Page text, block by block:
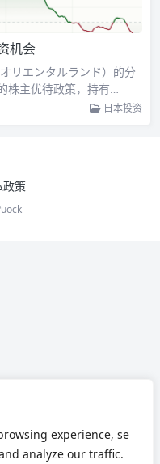
experience, se
analyze our traffic.
机会
リエンタルランド）的分
株主优待政策，持有…
日本投资
政策